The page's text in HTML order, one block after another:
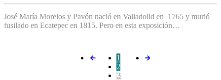
José María Morelos y Pavón nació en Valladolid en 1765 y murió
fusilado en Ecatepec en 1815. Pero en esta exposición…
1
2
3